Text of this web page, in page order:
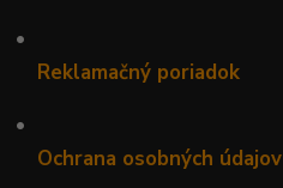
•
Reklamačný poriadok
•
Ochrana osobných údajov